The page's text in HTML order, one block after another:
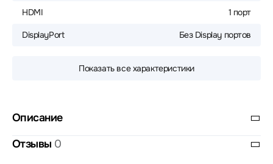
HDMI 1 порт
DisplayPort Без Display портов
Показать все характеристики
Описание
Отзывы 0